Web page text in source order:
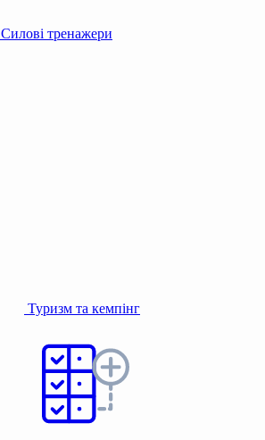
Силові тренажери
Туризм та кемпінг